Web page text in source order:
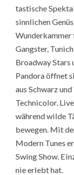
tastische
sinnlichen
Gangster,
Broadway Stars
Pandora öffnet
aus Schwarz
Technicolor.
während wilde
bewegen. Mit
Modern Tunes
Swing Show.
nie erlebt hat.